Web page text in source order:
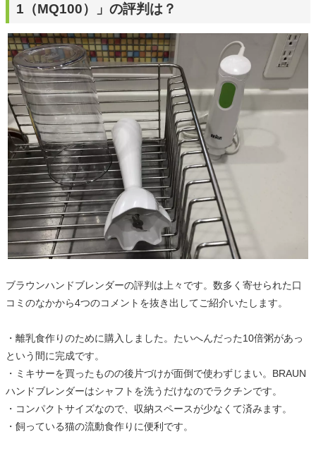
1（MQ100）」の評判は？
ブラウンハンドブレンダーの評判は上々です。数多く寄せられた口
コミのなかから4つのコメントを抜き出してご紹介いたします。
・離乳食作りのために購入しました。たいへんだった10倍粥があっ
という間に完成です。
・ミキサーを買ったものの後片づけが面倒で使わずじまい。BRAUN
ハンドブレンダーはシャフトを洗うだけなのでラクチンです。
・コンパクトサイズなので、収納スペースが少なくて済みます。
・飼っている猫の流動食作りに便利です。